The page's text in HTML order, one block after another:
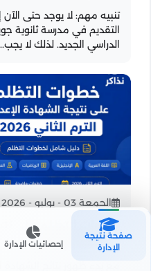
صفحة نتيجة
الإدارة
إحصائيات الإدارة
تنبيه مهم: لا يوجد حتى
التقديم في مدرسة ثانوية
الدراسي الجديد. لذلك لا
الجمعة 03 - يوليو - 2026
خطوات التظلم على
2026 الترم الثاني